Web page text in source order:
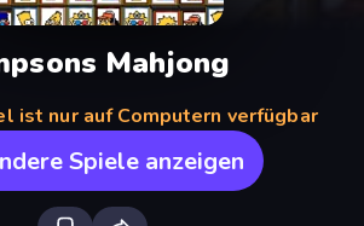
Mahjong
ist nur auf Computern verfügbar
Spiele anzeigen